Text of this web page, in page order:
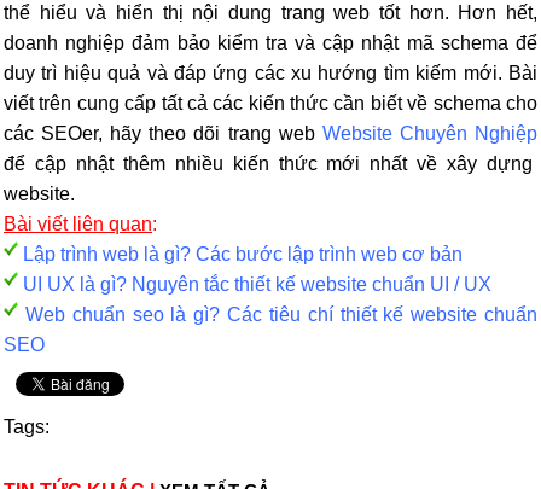
thể hiểu và hiển thị nội dung trang web tốt hơn. Hơn hết,
doanh nghiệp đảm bảo kiểm tra và cập nhật mã schema để
duy trì hiệu quả và đáp ứng các xu hướng tìm kiếm mới. Bài
viết trên cung cấp tất cả các kiến thức cần biết về schema cho
các SEOer, hãy theo dõi trang web Website Chuyên Nghiệp
để cập nhật thêm nhiều kiến thức mới nhất về xây dựng
website.
Bài viết liên quan:
Lập trình web là gì? Các bước lập trình web cơ bản
UI UX là gì? Nguyên tắc thiết kế website chuẩn UI / UX
Web chuẩn seo là gì? Các tiêu chí thiết kế website chuẩn
SEO
Tags: